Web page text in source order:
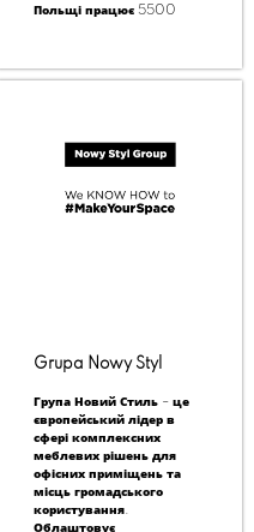
Польщі працює 5500
Grupa Nowy Styl
Група Новий Стиль – це
європейський лідер в
сфері комплексних
меблевих рішень для
офісних приміщень та
місць громадського
користування.
Облаштовує